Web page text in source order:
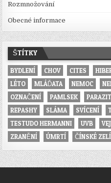
Rozmnožování
Obecné informace
ŠTÍTKY
BYDLENÍ CHOV CITES
LÉTO
MLÁĎATA NEMOC
OZNAČENÍ
PAMLSEK
REPASHY
SLÁMA SVÍCENÍ
TESTUDO HERMANNI
UVB
ZRANĚNÍ
ÚMRTÍ ČÍNSKÉ ZELÍ